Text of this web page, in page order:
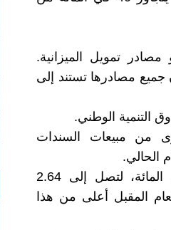
تمويل الميزانية.
جميع مصادرها تستند إلى
ريال أخرى من مبيعات السندات
إن زيادة الإيرادات الجمركية المقترحة بنسبة 85 في المائة، لتصل إلى 2.64
المقبل أعلى من هذا